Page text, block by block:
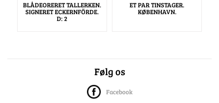
BLÅDEORERET TALLERKEN.
SIGNERET ECKERNFÖRDE.
D: 2
ET PAR TINSTAGER.
KØBENHAVN.
Følg os
Facebook